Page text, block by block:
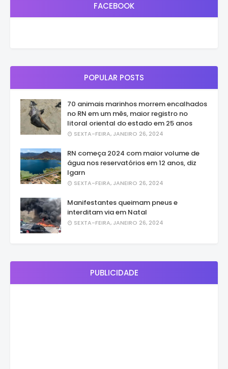
FACEBOOK
POPULAR POSTS
70 animais marinhos morrem encalhados
no RN em um mês, maior registro no
litoral oriental do estado em 25 anos
SEXTA-FEIRA, JANEIRO 26, 2024
RN começa 2024 com maior volume de
água nos reservatórios em 12 anos, diz
Igarn
SEXTA-FEIRA, JANEIRO 26, 2024
Manifestantes queimam pneus e
interditam via em Natal
SEXTA-FEIRA, JANEIRO 26, 2024
PUBLICIDADE